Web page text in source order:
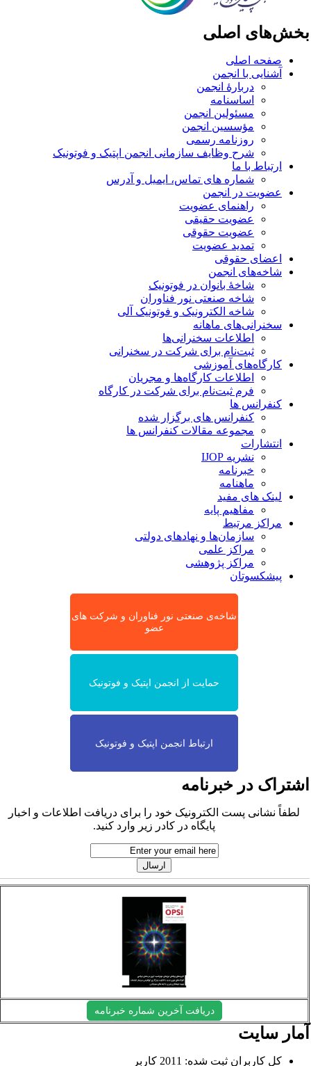
اصلی
صفحه اصلی
آشنایی با انجمن
دربارۀ انجمن
اساسنامه
مسئولین انجمن
مؤسسین انجمن
روزنامه رسمی
شرح وظایف سازمانی انجمن اپتیک و فوتونیک
ارتباط با ما
شماره های تماس، ایمیل و آدرس
عضویت در انجمن
راهنمای عضویت
عضویت حقیقی
عضویت حقوقی
تمدید عضویت
اعضای حقوقی
شاخه‌های انجمن
شاخۀ بانوان در فوتونیک
شاخه صنعتی نور فناوران
شاخه‌ الکترونیک و فوتونیک آلی
سخنرانی‌های ماهانه
اطلاعات سخنرانی‌‌ها
ثبت‌نام برای شرکت در سخنرانی
کارگاه‌های آموزشی
اطلاعات کارگاه‌ها و مجریان
فرم ثبت‌نام برای شرکت در کارگاه
کنفرانس ها
کنفرانس های برگزار شده
مجموعه مقالات کنفرانس ها
انتشارات
نشریه IJOP
خبرنامه
ماهنامه
لینک های مفید
مفاهیم پایه
مراکز مرتبط
سازمان‌ها و نهادهای دولتی
مراکز علمی
مراکز پژوهشی
پیشکسوتان
شاخه‌ی صنعتی نور فناوران و شرکت های
عضو
حمایت از انجمن اپتیک و فوتونیک
ارتباط انجمن اپتیک و فوتونیک
در خبرنامه
لطفاً نشانی پست الکترونیک خود را برای دریافت اطلاعات و اخبار
پایگاه در کادر زیر وارد کنید.
دریافت آخرین شماره خبرنامه
سایت
کل کاربران ثبت شده: 2011 کاربر